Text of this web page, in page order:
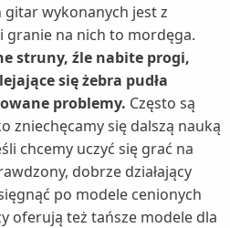
(1)
wykonanych jest z
granie na nich to mordęga.
struny, źle nabite progi,
się żebra pudła
problemy. Często są
zniechęcamy się dalszą nauką
chcemy uczyć się grać na
dobrze działający
po modele cenionych
oferują też tańsze modele dla